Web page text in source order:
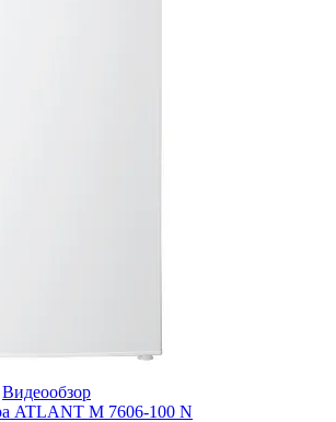
Видеообзор
ATLANT М 7606-100 N